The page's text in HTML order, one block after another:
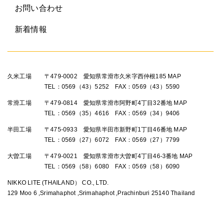
お問い合わせ
新着情報
久米工場 〒479-0002 愛知県常滑市久米字西仲根185 MAP
TEL：0569（43）5252 FAX：0569（43）5590
常滑工場 〒479-0814 愛知県常滑市阿野町4丁目32番地 MAP
TEL：0569（35）4616 FAX：0569（34）9406
半田工場 〒475-0933 愛知県半田市新野町1丁目46番地 MAP
TEL：0569（27）6072 FAX：0569（27）7799
大曽工場 〒479-0021 愛知県常滑市大曽町4丁目46-3番地 MAP
TEL：0569（58）6080 FAX：0569（58）6090
NIKKO LITE (THAILAND） CO., LTD.
129 Moo 6 ,Srimahaphot ,Srimahaphot ,Prachinburi 25140 Thailand